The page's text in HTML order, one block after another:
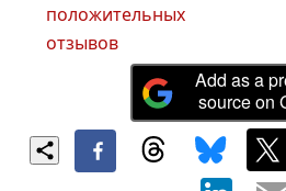
положительных
отзывов
Add as a
source on